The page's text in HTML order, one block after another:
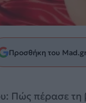
Προσθήκη του
Πώς πέρασε τη